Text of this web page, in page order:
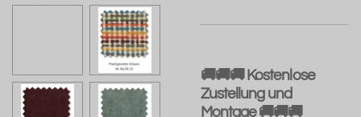
🚚🚚🚚 Kostenlose
Zustellung und
Montage 🚚🚚🚚